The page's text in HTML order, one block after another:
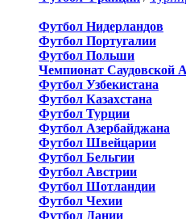
Футбол Нидерландов
Футбол Португалии
Футбол Польши
Чемпионат Саудовской
Футбол Узбекистана
Футбол Казахстана
Футбол Турции
Футбол Азербайджана
Футбол Швейцарии
Футбол Бельгии
Футбол Австрии
Футбол Шотландии
Футбол Чехии
Футбол Дании